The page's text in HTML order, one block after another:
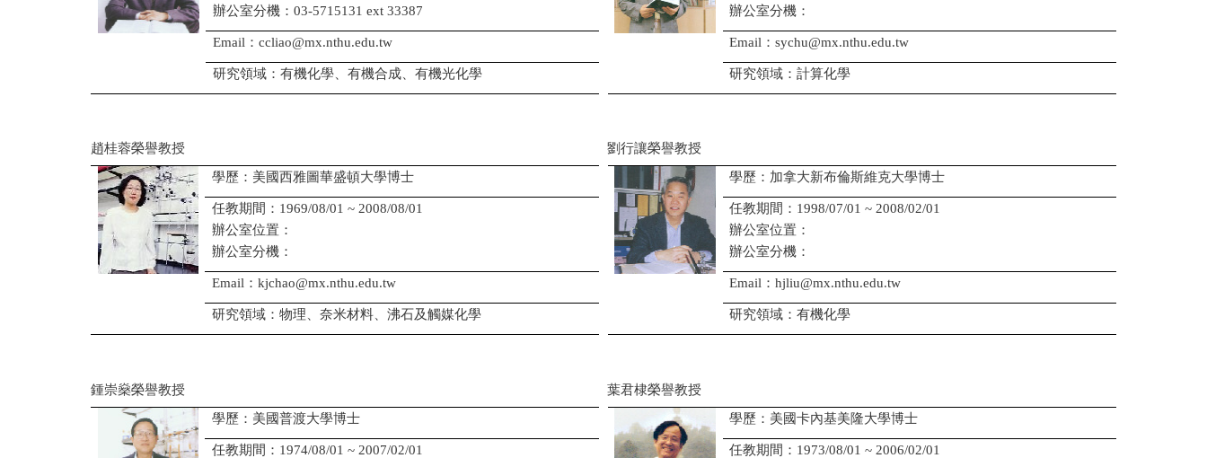
辦公室分機：03-5715131 ext 33387
Email：ccliao@mx.nthu.edu.tw
研究領域：有機化學、有機合成、有機光化學
辦公室分機：
Email：sychu@mx.nthu.edu.tw
研究領域：計算化學
趙桂蓉榮譽教授
學歷：美國西雅圖華盛頓大學博士
任教期間：1969/08/01 ~ 2008/08/01
辦公室位置：
辦公室分機：
Email：kjchao@mx.nthu.edu.tw
研究領域：物理、奈米材料、沸石及觸媒化學
劉行讓榮譽教授
學歷：加拿大新布倫斯維克大學博士
任教期間：1998/07/01 ~ 2008/02/01
辦公室位置：
辦公室分機：
Email：hjliu@mx.nthu.edu.tw
研究領域：有機化學
鍾崇燊榮譽教授
學歷：美國普渡大學博士
任教期間：1974/08/01 ~ 2007/02/01
葉君棣榮譽教授
學歷：美國卡內基美隆大學博士
任教期間：1973/08/01 ~ 2006/02/01